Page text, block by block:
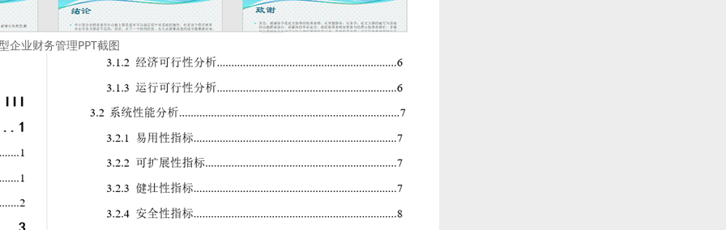
企业财务管理PPT截图